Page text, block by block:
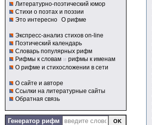
Литературно-поэтический юмор
Стихи о поэтах и поэзии
Это интересно О рифме
Экспресс-анализ стихов on-line
Поэтический календарь
Словарь популярных рифм
Рифмы к словам и рифмы к именам
О рифме и стихосложении в сети
О сайте и авторе
Ссылки на литературные сайты
Обратная связь
Генератор рифм